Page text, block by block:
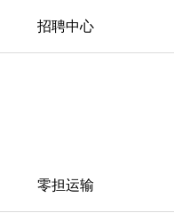
招聘中心
零担运输